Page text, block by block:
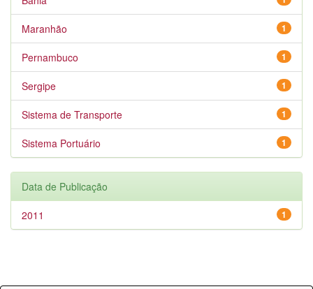
1
Maranhão
1
Pernambuco
1
Sergipe
1
Sistema de Transporte
1
Sistema Portuário
Data de Publicação
1
2011